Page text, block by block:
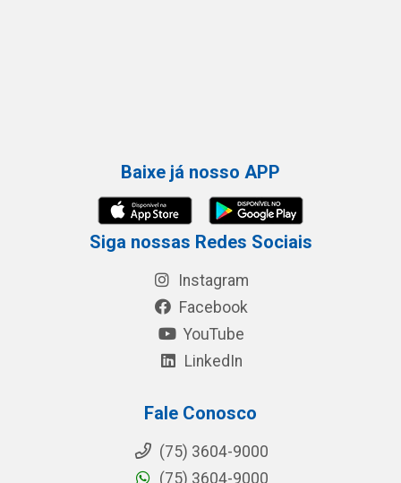
Baixe já nosso APP
Siga nossas Redes Sociais
Instagram
Facebook
YouTube
LinkedIn
Fale Conosco
(75) 3604-9000
(75) 3604-9000